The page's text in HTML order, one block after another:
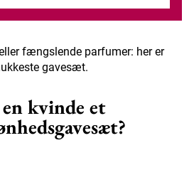
fængslende parfumer: her er
gavesæt.
kvinde et